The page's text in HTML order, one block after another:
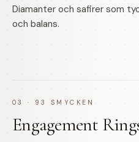
Diamanter och safirer som
och balans.
03 · 93 SMYCKEN
Engagement